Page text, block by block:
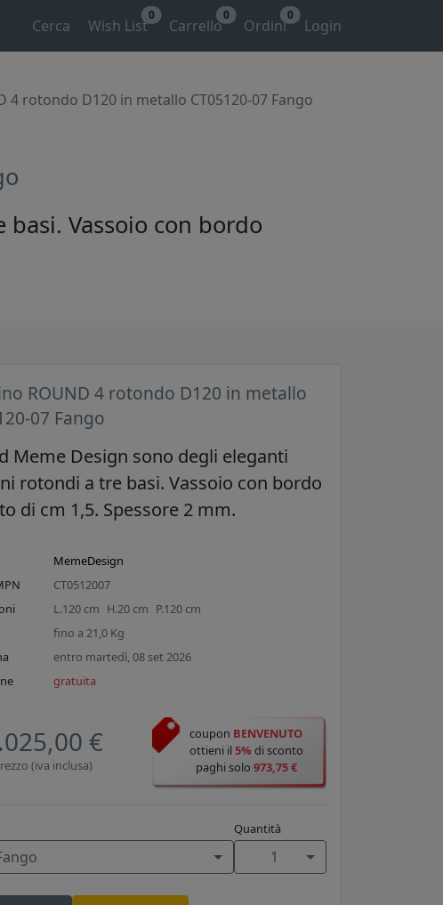
Cerca Wish List
0
Carrello
0
Ordini
0
Login
4 rotondo D120 in metallo CT05120-07 Fango
Vassoio con bordo
ROUND 4 rotondo D120 in metallo
07 Fango
Meme Design sono degli eleganti
rotondi a tre basi. Vassoio con bordo
di cm 1,5. Spessore 2 mm.
MemeDesign
CT0512007
L.120 cm H.20 cm P.120 cm
fino a21,0 Kg
entro martedì, 08 set 2026
gratuita
€
(iva inclusa)
coupon BENVENUTO
ottieni il5% di sconto
paghi solo 973,75 €
Quantità
1